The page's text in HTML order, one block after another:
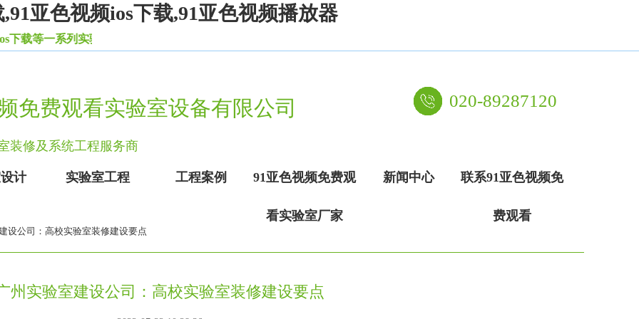
亚色视频ios下载,91亚色视频播放器
列实验室设备家具。
免费观看实验室设备有限公司
装修及系统工程服务商
020-89287120
计 实验室工程 工程案例 91亚色视频免费观
看实验室厂家
新闻中心 联系91亚色视频免
费观看
设公司：高校实验室装修建设要点
州实验室建设公司：高校实验室装修建设要点